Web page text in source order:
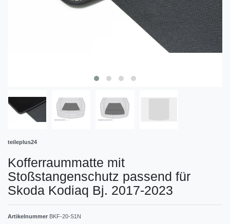
teileplus24
Kofferraummatte mit
Stoßstangenschutz passend für
Skoda Kodiaq Bj. 2017-2023
Artikelnummer BKF-20-S1N